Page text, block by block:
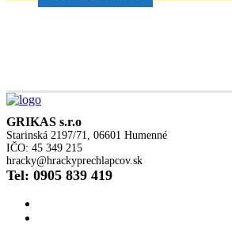
GRIKAS s.r.o
Starinská 2197/71, 06601 Humenné
IČO: 45 349 215
hracky@hrackyprechlapcov.sk
Tel: 0905 839 419